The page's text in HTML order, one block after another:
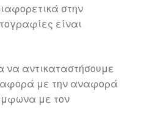
στην
είναι
να αντικαταστήσουμε
με την αναφορά
με τον